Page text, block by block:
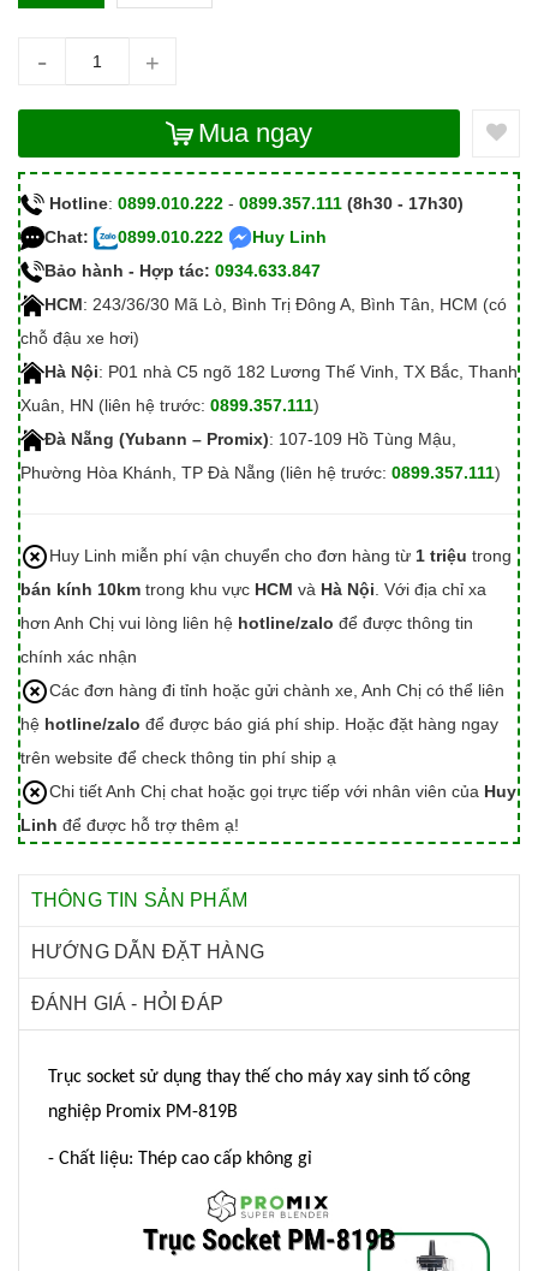
- +
Mua ngay
Hotline: 0899.010.222 - 0899.357.111 (8h30 - 17h30)
Chat:
0899.010.222
Huy Linh
Bảo hành - Hợp tác: 0934.633.847
HCM: 243/36/30 Mã Lò, Bình Trị Đông A, Bình Tân, HCM (có
chỗ đậu xe hơi)
Hà Nội: P01 nhà C5 ngõ 182 Lương Thế Vinh, TX Bắc, Thanh
Xuân, HN (liên hệ trước: 0899.357.111)
Đà Nẵng (Yubann – Promix): 107-109 Hồ Tùng Mậu,
Phường Hòa Khánh, TP Đà Nẵng (liên hệ trước: 0899.357.111)
Huy Linh miễn phí vận chuyển cho đơn hàng từ 1 triệu trong
bán kính 10km trong khu vực HCM và Hà Nội . Với địa chỉ xa
hơn Anh Chị vui lòng liên hệ hotline/zalo để được thông tin
chính xác nhận
Các đơn hàng đi tỉnh hoặc gửi chành xe, Anh Chị có thể liên
hệ hotline/zalo để được báo giá phí ship. Hoặc đặt hàng ngay
trên website để check thông tin phí ship ạ
Chi tiết Anh Chị chat hoặc gọi trực tiếp với nhân viên của Huy
Linh để được hỗ trợ thêm ạ!
THÔNG TIN SẢN PHẨM
HƯỚNG DẪN ĐẶT HÀNG
ĐÁNH GIÁ - HỎI ĐÁP
Trục socket sử dụng thay thế cho máy xay sinh tố công
nghiệp Promix PM-819B
- Chất liệu: Thép cao cấp không gỉ